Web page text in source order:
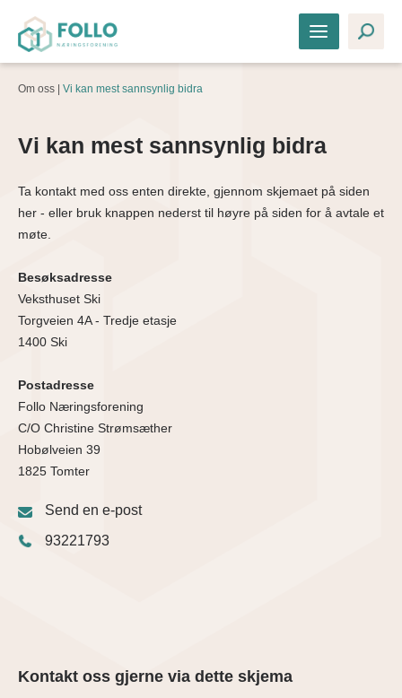
Om oss | Vi kan mest sannsynlig bidra
Vi kan mest sannsynlig bidra
Ta kontakt med oss enten direkte, gjennom skjemaet på siden
her - eller bruk knappen nederst til høyre på siden for å avtale et
møte.
Besøksadresse
Veksthuset Ski
Torgveien 4A - Tredje etasje
1400 Ski
Postadresse
Follo Næringsforening
C/O Christine Strømsæther
Hobølveien 39
1825 Tomter
Send en e-post
93221793
Kontakt oss gjerne via dette skjema